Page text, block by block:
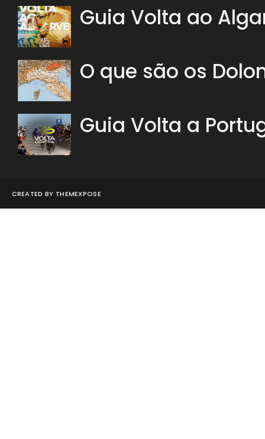
Guia Volta ao
O que são os
Guia Volta a
CREATED BY THEMEXPOSE